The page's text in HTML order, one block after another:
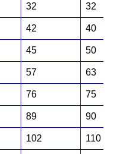
32 32
42 40
45 50
57 63
76 75
89 90
102 110